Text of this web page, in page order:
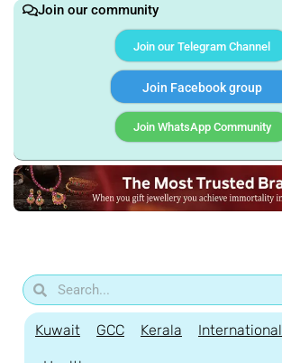
Join our community
Join our Telegram Channel
Join Facebook group
Join WhatsApp Community
Kuwait GCC Kerala International